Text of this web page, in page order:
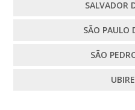
SALVADOR
SÃO PAULO
SÃO